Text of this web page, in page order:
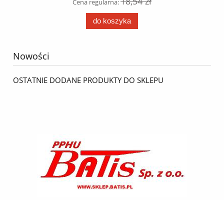
do koszyka
Nowości
OSTATNIE DODANE PRODUKTY DO SKLEPU